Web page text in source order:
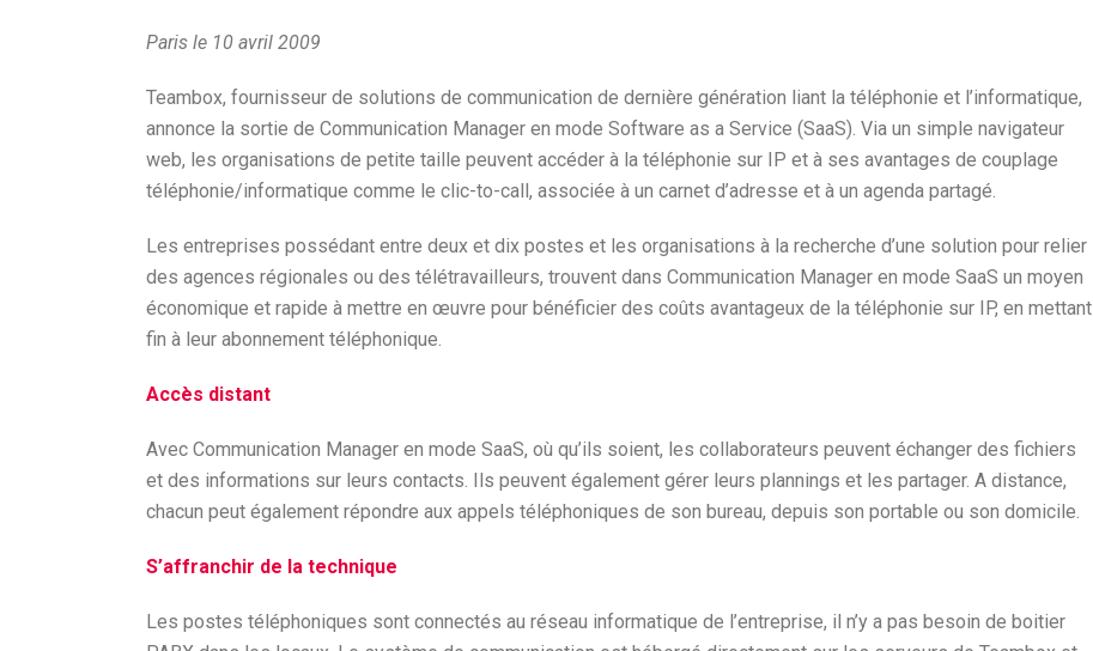
Paris le 10 avril 2009
Teambox, fournisseur de solutions de communication de dernière génération liant la téléphonie et l’informatique,
annonce la sortie de Communication Manager en mode Software as a Service (SaaS). Via un simple navigateur
web, les organisations de petite taille peuvent accéder à la téléphonie sur IP et à ses avantages de couplage
téléphonie/informatique comme le clic-to-call, associée à un carnet d’adresse et à un agenda partagé.
Les entreprises possédant entre deux et dix postes et les organisations à la recherche d’une solution pour relier
des agences régionales ou des télétravailleurs, trouvent dans Communication Manager en mode SaaS un moyen
économique et rapide à mettre en œuvre pour bénéficier des coûts avantageux de la téléphonie sur IP, en mettant
fin à leur abonnement téléphonique.
Accès distant
Avec Communication Manager en mode SaaS, où qu’ils soient, les collaborateurs peuvent échanger des fichiers
et des informations sur leurs contacts. Ils peuvent également gérer leurs plannings et les partager. A distance,
chacun peut également répondre aux appels téléphoniques de son bureau, depuis son portable ou son domicile.
S’affranchir de la technique
Les postes téléphoniques sont connectés au réseau informatique de l’entreprise, il n’y a pas besoin de boitier